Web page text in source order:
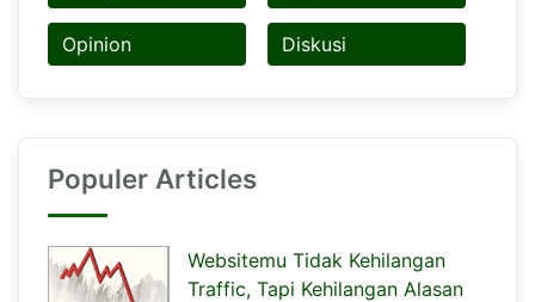
Opinion Diskusi
Populer Articles
Websitemu Tidak Kehilangan
Traffic, Tapi Kehilangan Alasan